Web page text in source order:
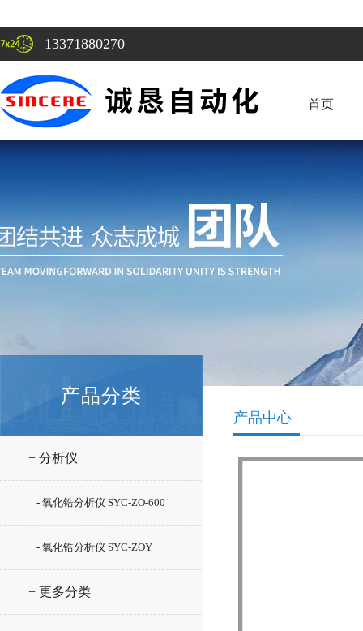
13371880270
首页
产品分类
+ 分析仪
- 氧化锆分析仪 SYC-ZO-600
- 氧化锆分析仪 SYC-ZOY
+ 更多分类
产品中心